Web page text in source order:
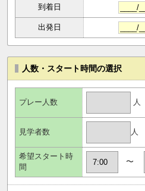
到着日
出発日
人数・スタート時間の選択
プレー人数 人
見学者数 人
希望スタート時
間
〜